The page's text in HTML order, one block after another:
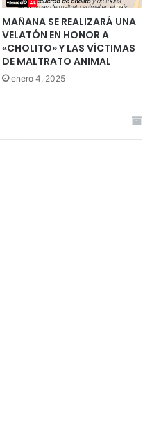
MAÑANA SE REALIZARÁ UNA
VELATÓN EN HONOR A
«CHOLITO» Y LAS VÍCTIMAS
DE MALTRATO ANIMAL
enero 4, 2025